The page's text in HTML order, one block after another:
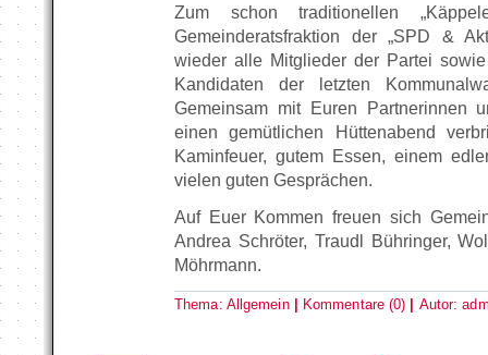
Zum schon traditionellen
Gemeinderatsfraktion der „SPD &
wieder alle Mitglieder der Partei
Kandidaten der letzten
Gemeinsam mit Euren Partnerinnen
einen gemütlichen Hüttenabend
Kaminfeuer, gutem Essen, einem
vielen guten Gesprächen.
Auf Euer Kommen freuen sich
Andrea Schröter, Traudl Bühringer,
Möhrmann.
Thema: Allgemein Kommentare (0) Autor: